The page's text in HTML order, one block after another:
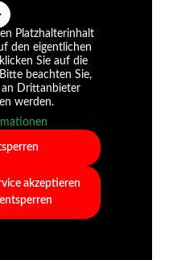
Platzhalterinhalt
den eigentlichen
Sie auf die
beachten Sie,
an Drittanbieter
werden.
akzeptieren